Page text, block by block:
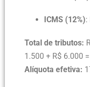
ICMS (12%):
Total de tributos:
1.500 + R$ 6.000 =
Alíquota efetiva: